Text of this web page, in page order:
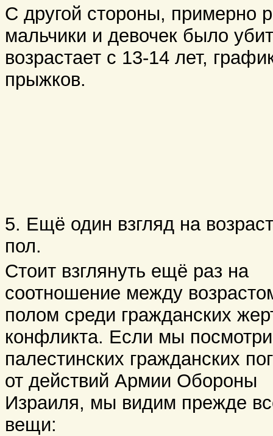
С другой стороны, примерно
мальчики и девочек было
возрастает с 13-14 лет,
прыжков.
5. Ещё один взгляд на
пол.
Стоит взглянуть ещё раз на
соотношение между
полом среди гражданских
конфликта. Если мы
палестинских гражданских
от действий Армии Обороны
Израиля, мы видим прежде
вещи: